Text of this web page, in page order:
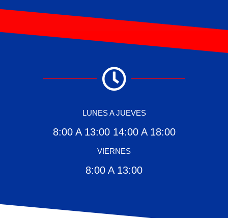
LUNES A JUEVES
8:00 A 13:00 14:00 A 18:00
VIERNES
8:00 A 13:00